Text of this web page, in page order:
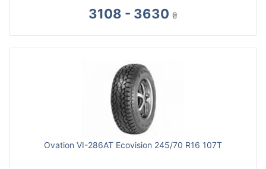
3108 - 3630 ₴
Ovation VI-286AT Ecovision 245/70 R16 107T